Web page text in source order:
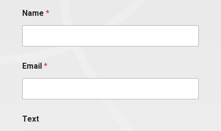
Name *
Email *
Text